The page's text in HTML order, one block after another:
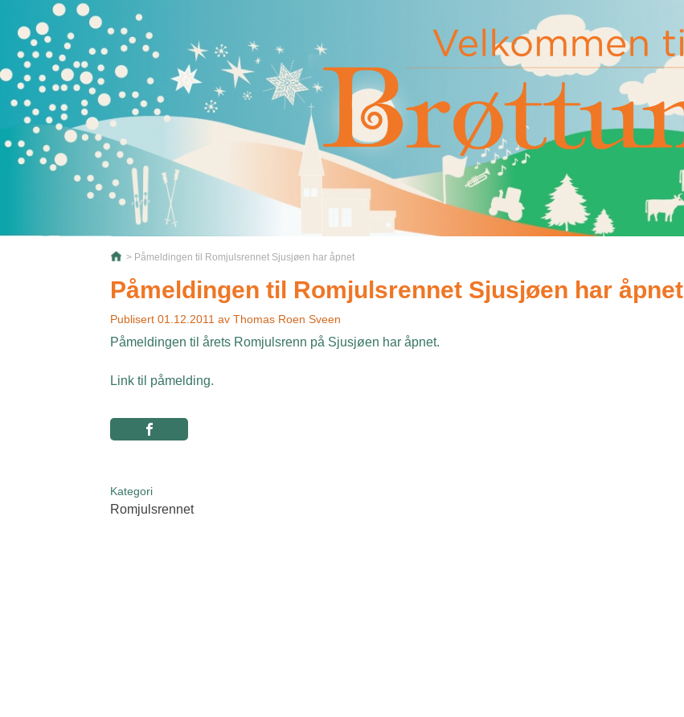
> Påmeldingen til Romjulsrennet Sjusjøen har åpnet
Påmeldingen til Romjulsrennet Sjusjøen har åpnet
Publisert 01.12.2011 av Thomas Roen Sveen
Påmeldingen til årets Romjulsrenn på Sjusjøen har åpnet.
Link til påmelding.
Kategori
Romjulsrennet